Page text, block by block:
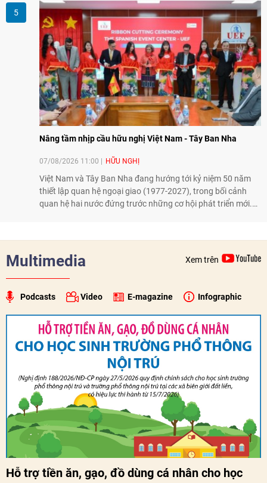
Nâng tầm nhịp cầu hữu nghị Việt Nam - Tây Ban Nha
07/08/2026 11:00 HỮU NGHỊ
Việt Nam và Tây Ban Nha đang hướng tới kỷ niệm 50 năm
thiết lập quan hệ ngoại giao (1977-2027), trong bối cảnh
quan hệ hai nước đứng trước những cơ hội phát triển mới.
xã hội, tăng cường hiểu biết, tin cậy và gắn bó giữa nhân
dân hai nước.
Multimedia Xem trên
Podcasts Video E-magazine Infographic
Hỗ trợ tiền ăn, gạo, đồ dùng cá nhân cho học